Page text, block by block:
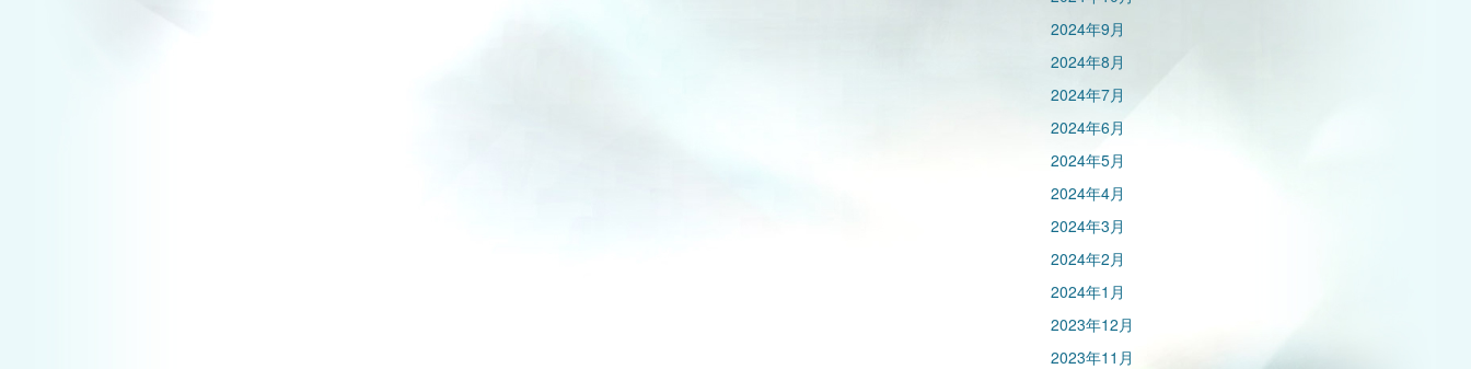
2024年9月
2024年8月
2024年7月
2024年6月
2024年5月
2024年4月
2024年3月
2024年2月
2024年1月
2023年12月
2023年11月